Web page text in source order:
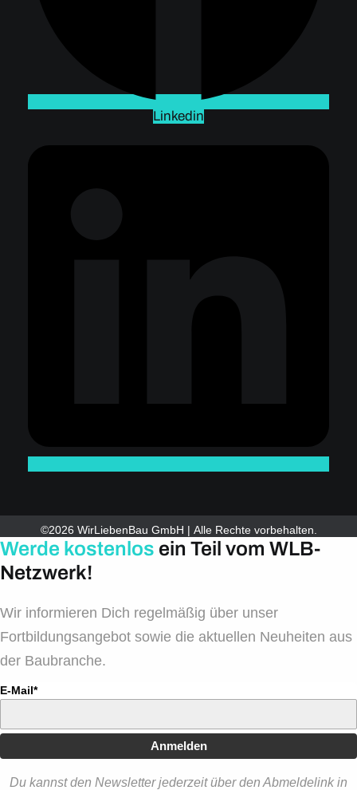
Linkedin
©2026 WirLiebenBau GmbH | Alle Rechte vorbehalten.
Werde kostenlos ein Teil vom WLB-
Netzwerk!
Wir informieren Dich regelmäßig über unser
Fortbildungsangebot sowie die aktuellen Neuheiten aus
der Baubranche.
E-Mail*
Anmelden
Du kannst den Newsletter jederzeit über den Abmeldelink in